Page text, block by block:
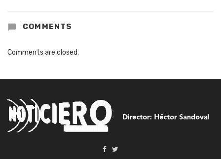
COMMENTS
Comments are closed.